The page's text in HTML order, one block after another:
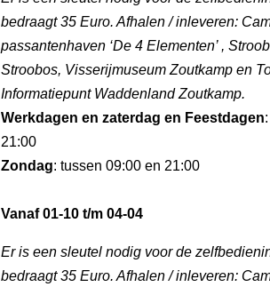
bedraagt 35 Euro. Afhalen / inleveren:
passantenhaven ‘De 4 Elementen’ ,
Stroobos, Visserijmuseum Zoutkamp en
Informatiepunt Waddenland Zoutkamp.
Werkdagen en zaterdag en Feestdagen
21:00
Zondag: tussen 09:00 en 21:00
Vanaf 01-10 t/m 04-04
Er is een sleutel nodig voor de
bedraagt 35 Euro. Afhalen / inleveren: